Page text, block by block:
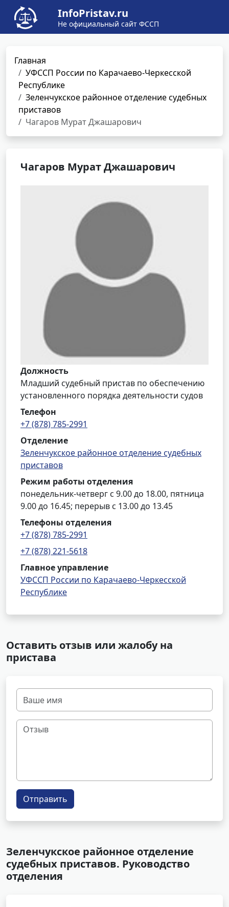
InfoPristav.ru
Не официальный сайт ФССП
Главная
УФССП России по Карачаево-Черкесской
Республике
Зеленчукское районное отделение судебных
приставов
Чагаров Мурат Джашарович
Чагаров Мурат Джашарович
Должность
Младший судебный пристав по обеспечению
установленного порядка деятельности судов
Телефон
+7 (878) 785-2991
Отделение
Зеленчукское районное отделение судебных
приставов
Режим работы отделения
понедельник-четверг с 9.00 до 18.00, пятница
9.00 до 16.45; перерыв с 13.00 до 13.45
Телефоны отделения
+7 (878) 785-2991
+7 (878) 221-5618
Главное управление
УФССП России по Карачаево-Черкесской
Республике
Оставить отзыв или жалобу на
пристава
Отправить
Зеленчукское районное отделение
судебных приставов. Руководство
отделения